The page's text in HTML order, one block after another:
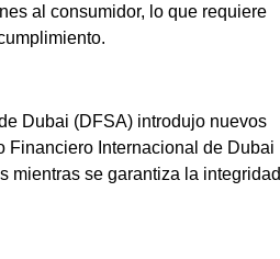
al consumidor, lo que requiere
Dubai (DFSA) introdujo nuevos
Financiero Internacional de Dubai
mientras se garantiza la integridad